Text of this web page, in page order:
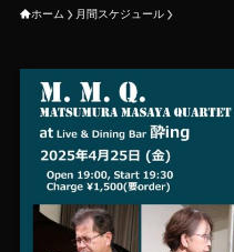
ホーム 月間スケジュール